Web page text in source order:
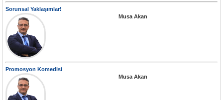
Sorunsal Yaklaşımlar!
Musa Akan
Promosyon Komedisi
Musa Akan